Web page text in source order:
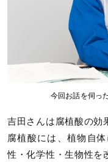
今回お話を伺っ
吉田さんは腐植酸の効
腐植酸には、植物自
性・化学性・生物性を